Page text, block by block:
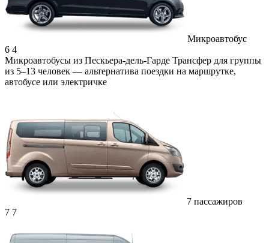
Микроавтобус
6 4
Микроавтобусы из Пескьера-дель-Гарде Трансфер для группы
из 5–13 человек — альтернатива поездки на маршрутке,
автобусе или электричке
7 пассажиров
7 7